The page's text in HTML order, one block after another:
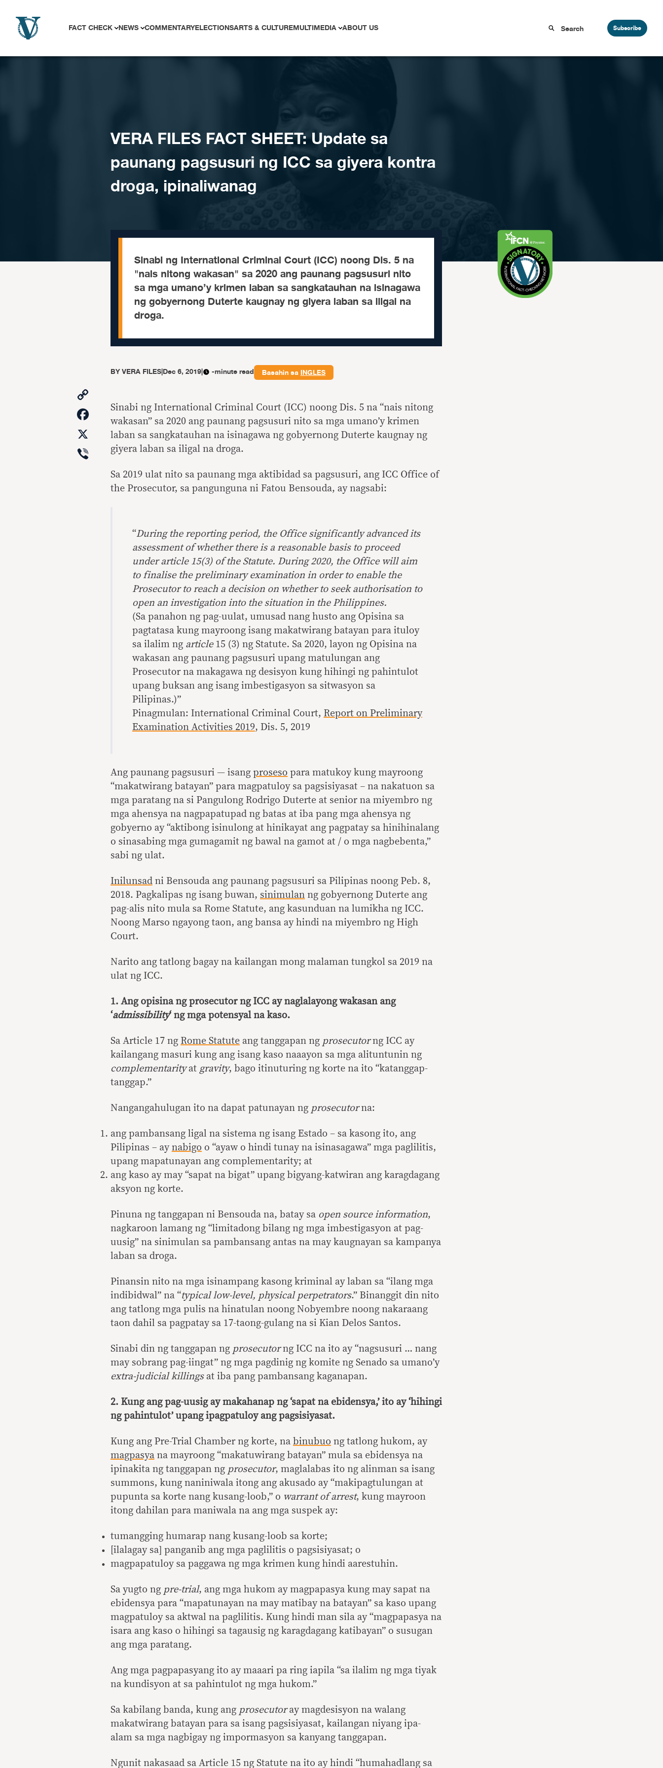
FACT CHECK NEWS COMMENTARYELECTIONSARTS & CULTUREMULTIMEDIA ABOUT US Subscribe
VERA FILES FACT SHEET: Update sa
paunang pagsusuri ng ICC sa giyera kontra
droga, ipinaliwanag
Sinabi ng International Criminal Court (ICC) noong Dis. 5 na
"nais nitong wakasan" sa 2020 ang paunang pagsusuri nito
sa mga umano’y krimen laban sa sangkatauhan na isinagawa
ng gobyernong Duterte kaugnay ng giyera laban sa iligal na
droga.
BYVERA FILES|Dec 6, 2019| -minute read Basahin saINGLES
Link
Facebook
Viber
Sinabi ng International Criminal Court (ICC) noong Dis. 5 na “nais nitong
wakasan” sa 2020 ang paunang pagsusuri nito sa mga umano’y krimen
laban sa sangkatauhan na isinagawa ng gobyernong Duterte kaugnay ng
giyera laban sa iligal na droga.
Sa 2019 ulat nito sa paunang mga aktibidad sa pagsusuri, ang ICC Office of
the Prosecutor, sa pangunguna ni Fatou Bensouda, ay nagsabi:
“During the reporting period, the Office significantly advanced its
assessment of whether there is a reasonable basis to proceed
under article 15(3) of the Statute. During 2020, the Office will aim
to finalise the preliminary examination in order to enable the
Prosecutor to reach a decision on whether to seek authorisation to
open an investigation into the situation in the Philippines.
(Sa panahon ng pag-uulat, umusad nang husto ang Opisina sa
pagtatasa kung mayroong isang makatwirang batayan para ituloy
sa ilalim ng article15 (3) ng Statute. Sa 2020, layon ng Opisina na
wakasan ang paunang pagsusuri upang matulungan ang
Prosecutor na makagawa ng desisyon kung hihingi ng pahintulot
upang buksan ang isang imbestigasyon sa sitwasyon sa
Pilipinas.)”
Pinagmulan: International Criminal Court, Report on Preliminary
Examination Activities 2019, Dis. 5, 2019
Ang paunang pagsusuri — isang proseso para matukoy kung mayroong
“makatwirang batayan” para magpatuloy sa pagsisiyasat – na nakatuon sa
mga paratang na si Pangulong Rodrigo Duterte at senior na miyembro ng
mga ahensya na nagpapatupad ng batas at iba pang mga ahensya ng
gobyerno ay “aktibong isinulong at hinikayat ang pagpatay sa hinihinalang
o sinasabing mga gumagamit ng bawal na gamot at / o mga nagbebenta,”
sabi ng ulat.
Inilunsad ni Bensouda ang paunang pagsusuri sa Pilipinas noong Peb. 8,
2018. Pagkalipas ng isang buwan, sinimulan ng gobyernong Duterte ang
pag-alis nito mula sa Rome Statute, ang kasunduan na lumikha ng ICC.
Noong Marso ngayong taon, ang bansa ay hindi na miyembro ng High
Court.
Narito ang tatlong bagay na kailangan mong malaman tungkol sa 2019 na
ulat ng ICC.
1. Ang opisina ng prosecutor ng ICC ay naglalayong wakasan ang
‘admissibility‘ ng mga potensyal na kaso.
Sa Article 17 ng Rome Statute ang tanggapan ng prosecutorng ICC ay
kailangang masuri kung ang isang kaso naaayon sa mga alituntunin ng
complementarityat gravity, bago itinuturing ng korte na ito “katanggap-
tanggap.”
Nangangahulugan ito na dapat patunayan ng prosecutorna:
ang pambansang ligal na sistema ng isang Estado – sa kasong ito, ang
Pilipinas – ay nabigo o “ayaw o hindi tunay na isinasagawa” mga paglilitis,
upang mapatunayan ang complementarity; at
ang kaso ay may “sapat na bigat” upang bigyang-katwiran ang karagdagang
aksyon ng korte.
Pinuna ng tanggapan ni Bensouda na, batay sa open source information,
nagkaroon lamang ng “limitadong bilang ng mga imbestigasyon at pag-
uusig” na sinimulan sa pambansang antas na may kaugnayan sa kampanya
laban sa droga.
Pinansin nito na mga isinampang kasong kriminal ay laban sa “ilang mga
indibidwal” na “typical low-level, physical perpetrators.” Binanggit din nito
ang tatlong mga pulis na hinatulan noong Nobyembre noong nakaraang
taon dahil sa pagpatay sa 17-taong-gulang na si Kian Delos Santos.
Sinabi din ng tanggapan ng prosecutorng ICC na ito ay “nagsusuri … nang
may sobrang pag-iingat” ng mga pagdinig ng komite ng Senado sa umano’y
extra-judicial killingsat iba pang pambansang kaganapan.
2. Kung ang pag-uusig ay makahanap ng ‘sapat na ebidensya,’ ito ay ‘hihingi
ng pahintulot’ upang ipagpatuloy ang pagsisiyasat.
Kung ang Pre-Trial Chamber ng korte, na binubuo ng tatlong hukom, ay
magpasya na mayroong “makatuwirang batayan” mula sa ebidensya na
ipinakita ng tanggapan ng prosecutor, maglalabas ito ng alinman sa isang
summons, kung naniniwala itong ang akusado ay “makipagtulungan at
pupunta sa korte nang kusang-loob,” o warrant of arrest, kung mayroon
itong dahilan para maniwala na ang mga suspek ay:
tumangging humarap nang kusang-loob sa korte;
[ilalagay sa] panganib ang mga paglilitis o pagsisiyasat; o
magpapatuloy sa paggawa ng mga krimen kung hindi aarestuhin.
Sa yugto ng pre-trial, ang mga hukom ay magpapasya kung may sapat na
ebidensya para “mapatunayan na may matibay na batayan” sa kaso upang
magpatuloy sa aktwal na paglilitis. Kung hindi man sila ay “magpapasya na
isara ang kaso o hihingi sa tagausig ng karagdagang katibayan” o susugan
ang mga paratang.
Ang mga pagpapasyang ito ay maaari pa ring iapila “sa ilalim ng mga tiyak
na kundisyon at sa pahintulot ng mga hukom.”
Sa kabilang banda, kung ang prosecutoray magdesisyon na walang
makatwirang batayan para sa isang pagsisiyasat, kailangan niyang ipa-
alam sa mga nagbigay ng impormasyon sa kanyang tanggapan.
Ngunit nakasaad sa Article 15 ng Statute na ito ay hindi “humahadlang sa